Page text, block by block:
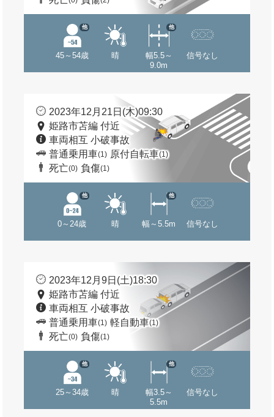
45～54歳
他
晴
幅5.5～
9.0m
他
信号なし
2023年12月21日(木)09:30
姫路市苫編 付近
車両相互 小破事故
普通乗用車(1) 原付自転車(1)
死亡(0) 負傷(1)
0～24歳
他
晴 幅～5.5m
他
信号なし
2023年12月9日(土)18:30
姫路市苫編 付近
車両相互 小破事故
普通乗用車(1) 軽自動車(1)
死亡(0) 負傷(1)
25～34歳
他
晴
幅3.5～
5.5m
他
信号なし